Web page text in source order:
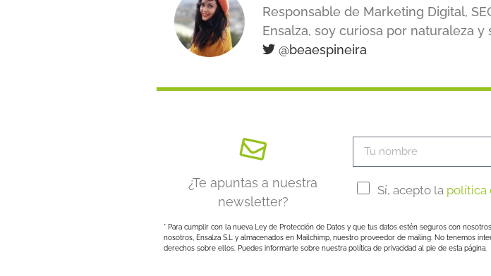
Responsable de Marketing Digital,
Ensalza, soy curiosa por naturaleza
@beaespineira
¿Te apuntas a nuestra
newsletter?
Sí, acepto la política
* Para cumplir con la nueva Ley de Protección de Datos y que tus datos estén seguros con
nosotros, Ensalza S.L y almacenados en Mailchimp, nuestro proveedor de mailing. No tenemos
derechos sobre ellos. Puedes informarte sobre nuestra política de privacidad al pie de esta página.